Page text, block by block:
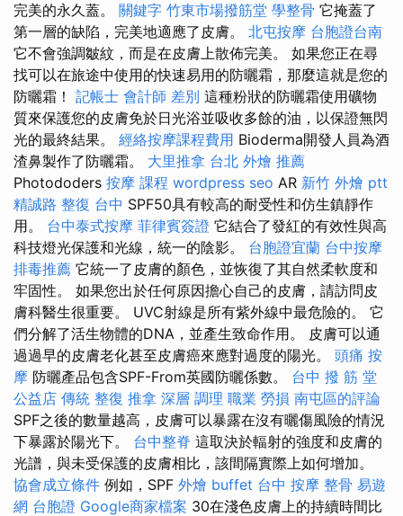
完美的永久蓋。 關鍵字 竹東市場撥筋堂 學整骨 它掩蓋了
第一層的缺陷，完美地適應了皮膚。 北屯按摩 台胞證台南
它不會強調皺紋，而是在皮膚上散佈完美。 如果您正在尋
找可以在旅途中使用的快速易用的防曬霜，那麼這就是您的
防曬霜！ 記帳士 會計師 差別 這種粉狀的防曬霜使用礦物
質來保護您的皮膚免於日光浴並吸收多餘的油，以保證無閃
光的最終結果。 經絡按摩課程費用 Bioderma開發人員為酒
渣鼻製作了防曬霜。 大里推拿 台北 外燴 推薦
Photododers 按摩 課程 wordpress seo AR 新竹 外燴 ptt
精誠路 整復 台中 SPF50具有較高的耐受性和仿生鎮靜作
用。 台中泰式按摩 菲律賓簽證 它結合了發紅的有效性與高
科技燈光保護和光線，統一的陰影。 台胞證宜蘭 台中按摩
排毒推薦 它統一了皮膚的顏色，並恢復了其自然柔軟度和
牢固性。 如果您出於任何原因擔心自己的皮膚，請訪問皮
膚科醫生很重要。 UVC射線是所有紫外線中最危險的。 它
們分解了活生物體的DNA，並產生致命作用。 皮膚可以通
過過早的皮膚老化甚至皮膚癌來應對過度的陽光。 頭痛 按
摩 防曬產品包含SPF-From英國防曬係數。 台中 撥 筋 堂
公益店 傳統 整復 推拿 深層 調理 職業 勞損 南屯區的評論
SPF之後的數量越高，皮膚可以暴露在沒有曬傷風險的情況
下暴露於陽光下。 台中整脊 這取決於輻射的強度和皮膚的
光譜，與未受保護的皮膚相比，該間隔實際上如何增加。
協會成立條件 例如，SPF 外燴 buffet 台中 按摩 整骨 易遊
網 台胞證 Google商家檔案 30在淺色皮膚上的持續時間比